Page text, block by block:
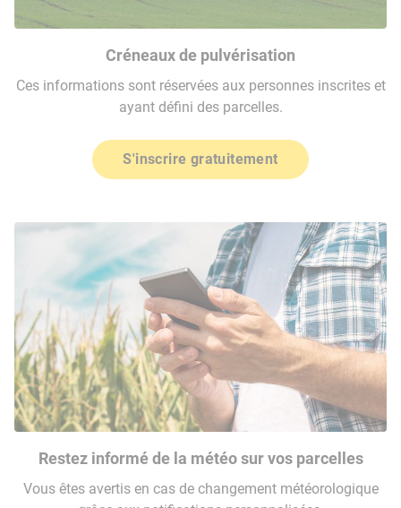
Créneaux de pulvérisation
Ces informations sont réservées aux personnes inscrites et
ayant défini des parcelles.
S'inscrire gratuitement
Restez informé de la météo sur vos parcelles
Vous êtes avertis en cas de changement météorologique